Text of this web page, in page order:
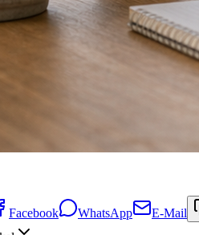
Facebook WhatsApp E-Mail